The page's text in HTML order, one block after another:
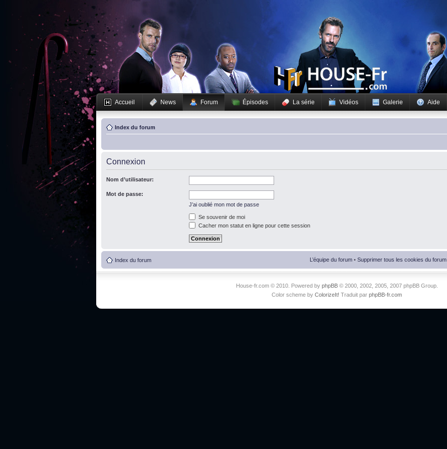
Accueil News Forum Épisodes La série Vidéos Galerie Aide
Index du forum
Connexion
Nom d’utilisateur:
Mot de passe:
J’ai oublié mon mot de passe
Se souvenir de moi
Cacher mon statut en ligne pour cette session
Index du forum L’équipe du forum • Supprimer tous les cookies du forum
House-fr.com © 2010. Powered by phpBB© 2000, 2002, 2005, 2007 phpBB Group.
Color scheme by ColorizeIt! Traduit par phpBB-fr.com